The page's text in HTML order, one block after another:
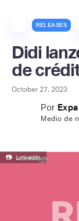
RELEASES
Didi
de
October 27, 2023
Por
Medio de
📷 LinkedIn